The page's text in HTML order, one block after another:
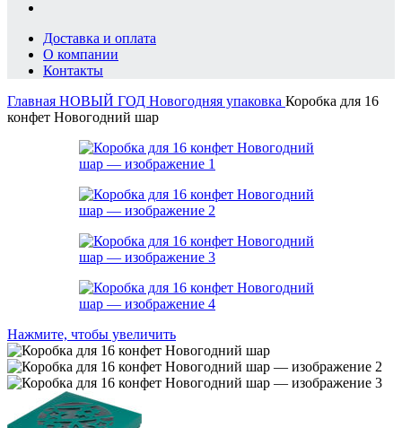
Доставка и оплата
О компании
Контакты
Главная НОВЫЙ ГОД Новогодняя упаковка Коробка для 16
конфет Новогодний шар
Нажмите, чтобы увеличить